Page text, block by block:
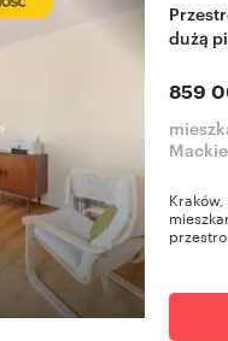
Przestronne 4-pokojowe mieszkanie z loggią i
dużą
859